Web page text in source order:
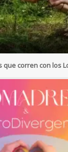
que corren con los